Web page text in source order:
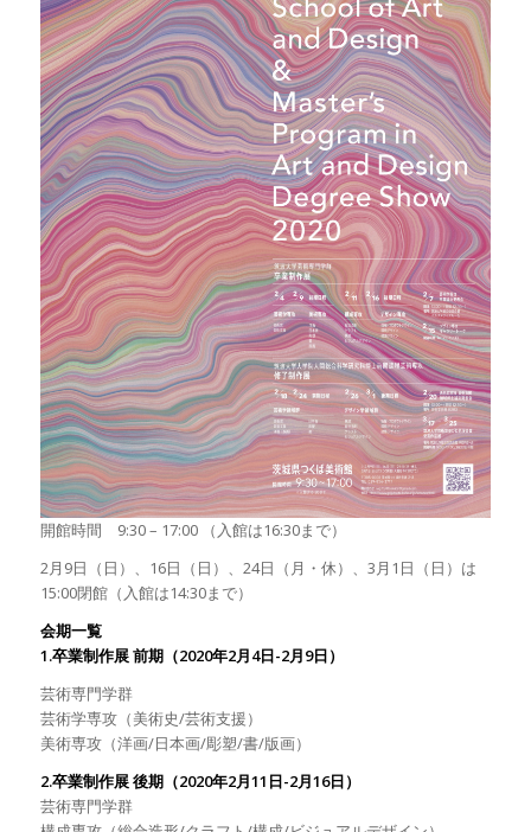
開館時間 9:30 – 17:00 （入館は16:30まで）
2月 9日（日）、 16日（日）、 24日（月・休）、 3月 1 日（日）は
15:00閉館（入館は14:30まで）
会期一覧
1.卒業制作展前期（2020年2月4日-2月9日）
芸術専門学群
芸術学専攻（美術史/芸術支援）
美術専攻（洋画/日本画/彫塑/書/版画）
2.卒業制作展後期（2020年2月11 日-2月16日）
芸術専門学群